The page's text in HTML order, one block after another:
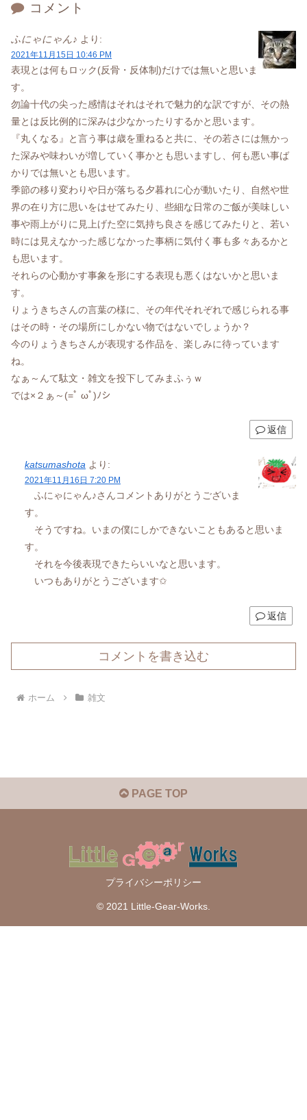
コメント
ふにゃにゃん♪ より:
2021年11月15日 10:46 PM
表現とは何もロック(反骨・反体制)だけでは無いと思いま
す。
勿論十代の尖った感情はそれはそれで魅力的な訳ですが、その熱
量とは反比例的に深みは少なかったりするかと思います。
『丸くなる』と言う事は歳を重ねると共に、その若さには無かっ
た深みや味わいが増していく事かとも思いますし、何も悪い事ば
かりでは無いとも思います。
季節の移り変わりや日が落ちる夕暮れに心が動いたり、自然や世
界の在り方に思いをはせてみたり、些細な日常のご飯が美味しい
事や雨上がりに見上げた空に気持ち良さを感じてみたりと、若い
時には見えなかった感じなかった事柄に気付く事も多々あるかと
も思います。
それらの心動かす事象を形にする表現も悪くはないかと思いま
す。
りょうきちさんの言葉の様に、その年代それぞれで感じられる事
はその時・その場所にしかない物ではないでしょうか？
今のりょうきちさんが表現する作品を、楽しみに待っています
ね。
なぁ～んて駄文・雑文を投下してみまふぅｗ
では×２ぁ～(=ﾟ ωﾟ)ﾉシ
返信
katsumashota より:
2021年11月16日 7:20 PM
ふにゃにゃん♪さんコメントありがとうございま
す。
そうですね。いまの僕にしかできないこともあると思いま
す。
それを今後表現できたらいいなと思います。
いつもありがとうございます✩
返信
コメントを書き込む
ホーム 雑文
PAGE TOP
プライバシーポリシー
© 2021 Little-Gear-Works.